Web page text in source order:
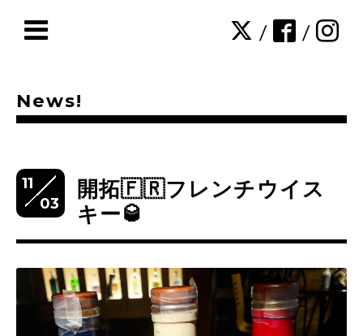
/ /
News!
11
03
開拓🇫🇷フレンチウイス
キー🥃